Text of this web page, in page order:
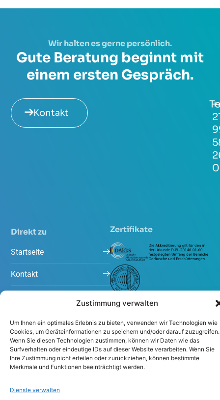
Zustimmung verwalten
Um Ihnen ein optimales Erlebnis zu bieten, verwenden wir Technologien wie
Cookies, um Geräteinformationen zu speichern und/oder darauf zuzugreifen.
Wenn Sie diesen Technologien zustimmen, können wir Daten wie das
Surfverhalten oder eindeutige IDs auf dieser Website verarbeiten. Wenn Sie
Ihre Zustimmung nicht erteilen oder zurückziehen, können bestimmte
Merkmale und Funktionen beeinträchtigt werden.
Dienste verwalten
Wir halten es gerne persönlich.
Gute Beratung beginnt mit
einem ersten Gespräch.
Kontakt
0
Direkt zu
Startseite
Kontakt
Projekte
Aktuelles
Zertifikate